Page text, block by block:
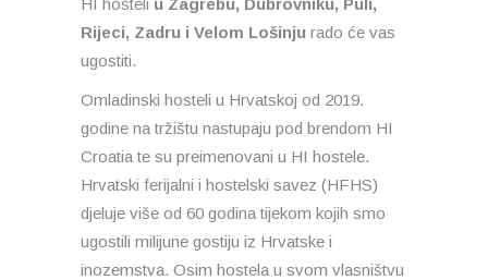
Rijeci, Zadru i Velom Lošinju rado će vas
ugostiti.
Omladinski hosteli u Hrvatskoj od 2019.
godine na tržištu nastupaju pod brendom HI
Croatia te su preimenovani u HI hostele.
Hrvatski ferijalni i hostelski savez (HFHS)
djeluje više od 60 godina tijekom kojih smo
ugostili milijune gostiju iz Hrvatske i
inozemstva. Osim hostela u svom vlasništvu